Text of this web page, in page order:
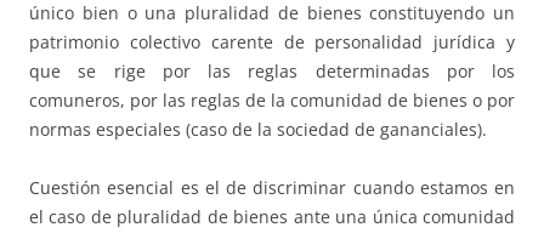
único bien o una pluralidad de bienes constituyendo un
patrimonio colectivo carente de personalidad jurídica y
que se rige por las reglas determinadas por los
comuneros, por las reglas de la comunidad de bienes o por
normas especiales (caso de la sociedad de gananciales).
Cuestión esencial es el de discriminar cuando estamos en
el caso de pluralidad de bienes ante una única comunidad